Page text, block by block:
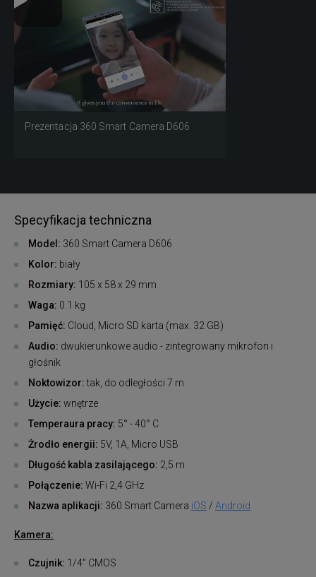
Prezentacja 360 Smart Camera D606
Specyfikacja techniczna
Model: 360 Smart Camera D606
Kolor: biały
Rozmiary: 105 x 58 x 29 mm
Waga: 0.1 kg
Pamięć: Cloud, Micro SD karta (max. 32 GB)
Audio: dwukierunkowe audio - zintegrowany mikrofon i
głośnik
Noktowizor:tak, do odległości 7 m
Użycie: wnętrze
Temperaura pracy: 5° - 40° C
Żrodło energii: 5V, 1A, Micro USB
Długość kabla zasilającego: 2,5 m
Połączenie: Wi-Fi 2,4 GHz
Nazwa aplikacji: 360 Smart Camera iOS / Android
Kamera:
Czujnik: 1/4" CMOS